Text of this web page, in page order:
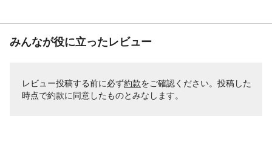
みんなが役に立ったレビュー
レビュー投稿する前に必ず約款をご確認ください。投稿した
時点で約款に同意したものとみなします。